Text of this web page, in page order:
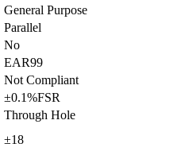
General Purpose
Parallel
No
EAR99
Not Compliant
±0.1%FSR
Through Hole
±18